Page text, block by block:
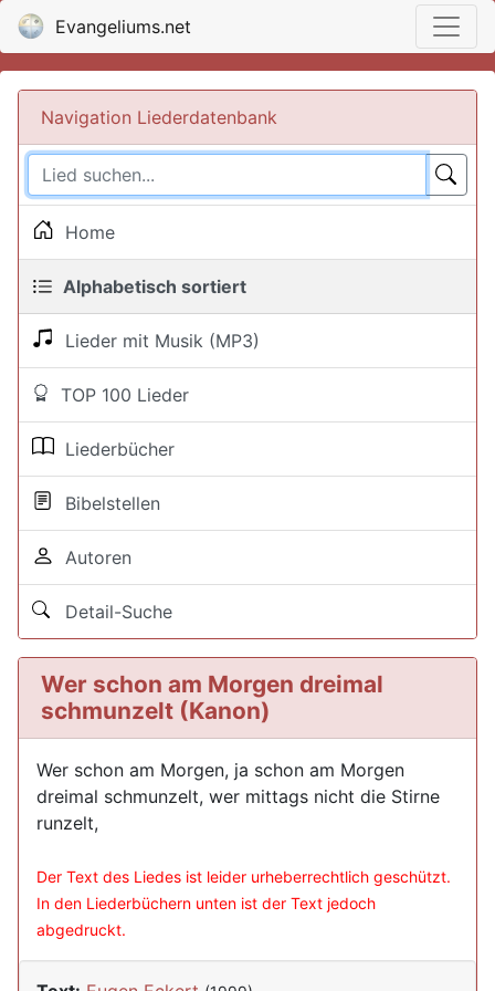
Evangeliums.net
Navigation Liederdatenbank
Home
Alphabetisch sortiert
Lieder mit Musik (MP3)
TOP 100 Lieder
Liederbücher
Bibelstellen
Autoren
Detail-Suche
Wer schon am Morgen dreimal
schmunzelt (Kanon)
Wer schon am Morgen, ja schon am Morgen
dreimal schmunzelt, wer mittags nicht die Stirne
runzelt,
Der Text des Liedes ist leider urheberrechtlich geschützt.
In den Liederbüchern unten ist der Text jedoch
abgedruckt.